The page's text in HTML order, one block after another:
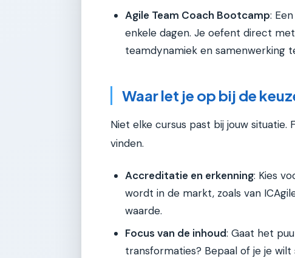
Agile Team Coach Bootcamp:
enkele dagen. Je oefent direct
teamdynamiek en samenwerking
Waar let je op bij de
Niet elke cursus past bij jouw
vinden.
Accreditatie en erkenning: Kies
wordt in de markt, zoals van
waarde.
Focus van de inhoud: Gaat het
transformaties? Bepaal of je je